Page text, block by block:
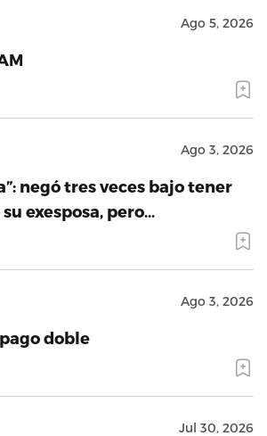
Ago 5, 2026
Ago 3, 2026
negó tres veces bajo tener
exesposa, pero…
Ago 3, 2026
doble
Jul 30, 2026